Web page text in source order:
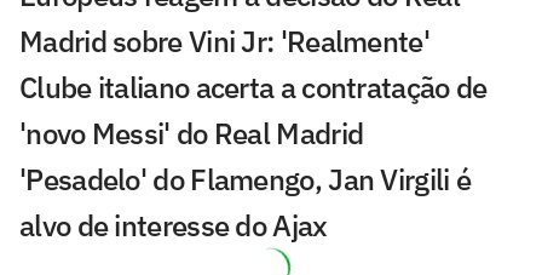
Madrid sobre Vini Jr: 'Realmente'
Clube italiano acerta a contratação de
'novo Messi' do Real Madrid
'Pesadelo' do Flamengo, Jan Virgili é
alvo de interesse do Ajax